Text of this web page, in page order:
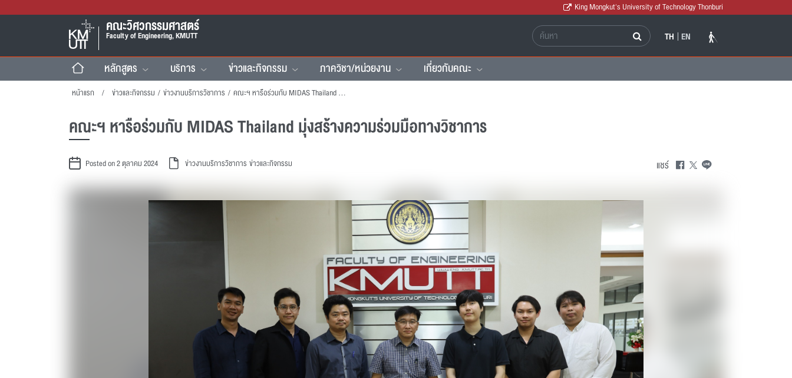
King Mongkut's University of Technology Thonburi
คณะวิศวกรรมศาสตร์
Faculty of Engineering, KMUTT TH EN
หลักสูตร บริการ ข่าวและกิจกรรม ภาควิชา/หน่วยงาน เกี่ยวกับคณะ
หน้าแรก ข่าวและกิจกรรม / ข่าวงานบริการวิชาการ / คณะฯ หารือร่วมกับ MIDAS Thailand มุ่งสร้างความร่วมมือทางวิชาการ
คณะฯ หารือร่วมกับ MIDAS Thailand มุ่งสร้างความร่วมมือทางวิชาการ
Posted on 2 ตุลาคม 2024 ข่าวงานบริการวิชาการ ข่าวและกิจกรรม แชร์